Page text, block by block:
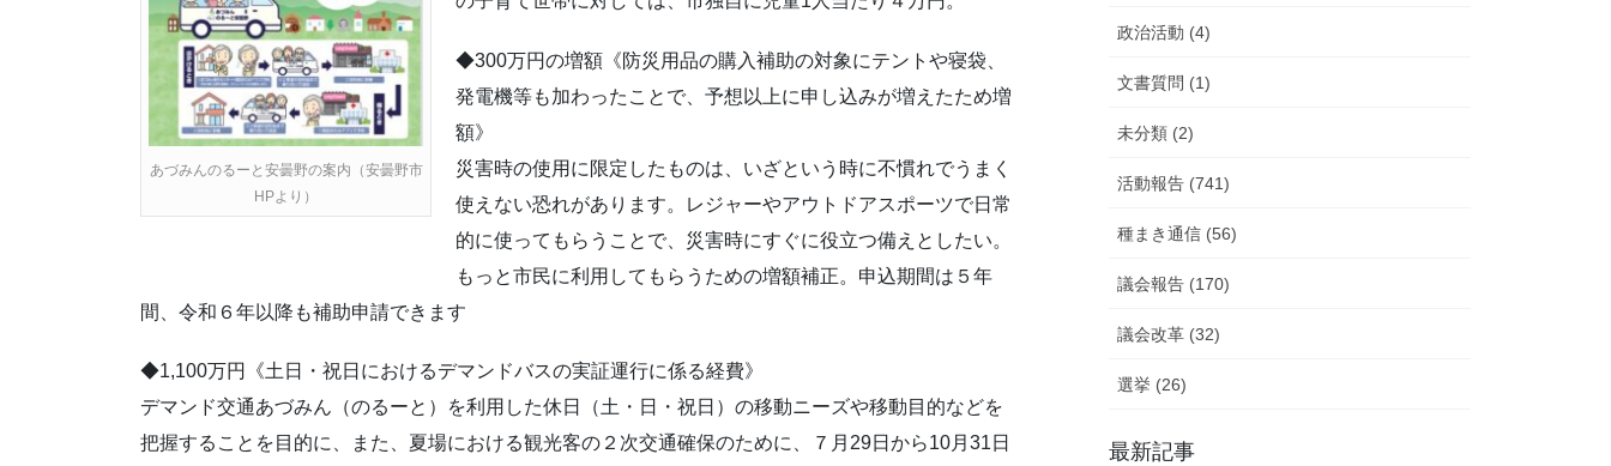
あづみんのるーと安曇野の案内（安曇野市
HPより）
◆300万円の増額《防災用品の購入補助の対象にテントや寝袋、
発電機等も加わったことで、予想以上に申し込みが増えたため増
額》
災害時の使用に限定したものは、いざという時に不慣れでうまく
使えない恐れがあります。レジャーやアウトドアスポーツで日常
的に使ってもらうことで、災害時にすぐに役立つ備えとしたい。
もっと市民に利用してもらうための増額補正。申込期間は５年
間、令和６年以降も補助申請できます
◆1,100万円《土日・祝日におけるデマンドバスの実証運行に係る経費》
デマンド交通あづみん（のるーと）を利用した休日（土・日・祝日）の移動ニーズや移動目的などを
把握することを目的に、また、夏場における観光客の２次交通確保のために、７月29日から10月31日
政治活動 (4)
文書質問 (1)
未分類 (2)
活動報告 (741)
種まき通信 (56)
議会報告 (170)
議会改革 (32)
選挙 (26)
最新記事